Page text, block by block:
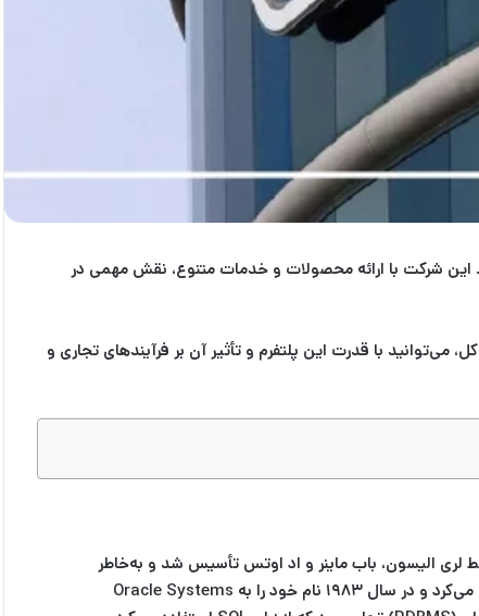
این شرکت با ارائه محصولات و خدمات متنوع، نقش مهمی در
می‌توانید با قدرت این پلتفرم و تأثیر آن بر فرآیندهای تجاری و
شرکت چندملیتی در زمینه فناوری کامپیوتری است که دفتر اصلی آن در آستین تگزاس قرار دارد. این شرکت در سال ۱۹۷۷ توسط لری الیسون، باب ماینر و اد اوتس تأسیس شد و به‌خاطر
نرم‌افزارهای پایگاه داده و خدمات رایانش ابری خود شهرت یافته است. اوراکل در ابتدا با نام Software Development Laboratories فعالیت می‌کرد و در سال ۱۹۸۳ نام خود را به Oracle Systems